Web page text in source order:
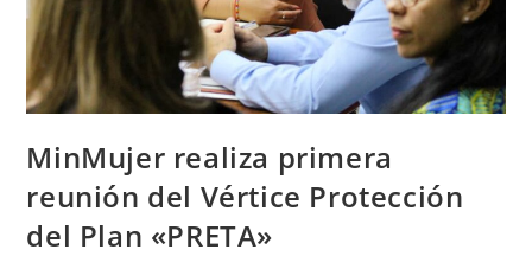
MinMujer realiza primera
reunión del Vértice Protección
del Plan «PRETA»